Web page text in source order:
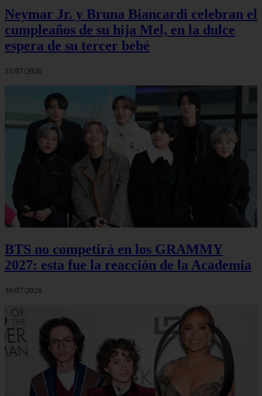
Neymar Jr. y Bruna Biancardi celebran el
cumpleaños de su hija Mel, en la dulce
espera de su tercer bebé
31/07/2026
BTS no competirá en los GRAMMY
2027: esta fue la reacción de la Academia
30/07/2026